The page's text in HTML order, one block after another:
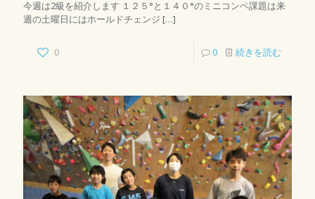
今週は2級を紹介します １２５°と１４０°のミニコンペ課題は来
週の土曜日にはホールドチェンジ […]
0 0 続きを読む